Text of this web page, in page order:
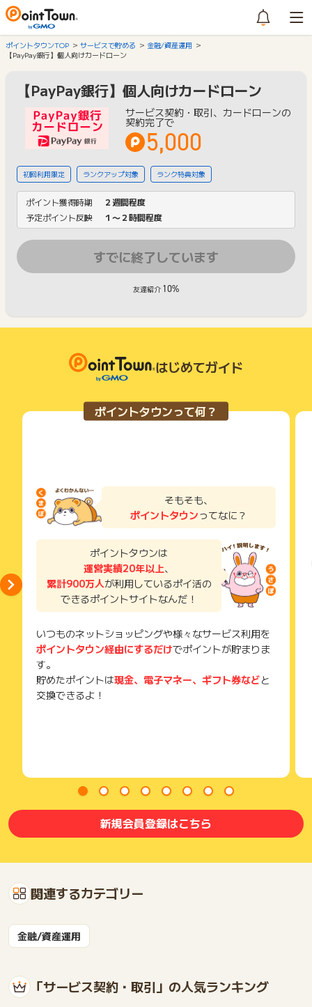
ポイントタウンTOP サービスで貯める
金融/資産運用
【PayPay銀行】個人向けカードローン
【PayPay銀行】個人向けカードローン
サービス契約・取引、カードローンの
契約完了で
5,000
初回利用限定 ランクアップ対象 ランク特典対象
ポイント獲得時期
２週間程度
予定ポイント反映
１〜２時間程度
すでに終了しています
友達紹介 10%
はじめてガイド
ポイントタウンって何？
そもそも、
ポイントタウンってなに？
ポイントタウンは
運営実績20年以上、
累計900万人が利用しているポイ活の
できるポイントサイトなんだ！
いつものネットショッピングや様々なサービス利用を
ポイントタウン経由にするだけでポイントが貯まりま
す。
貯めたポイントは現金、電子マネー、ギフト券などと
交換できるよ！
新規会員登録はこちら
関連するカテゴリー
金融/資産運用
「サービス契約・取引」の人気ランキング